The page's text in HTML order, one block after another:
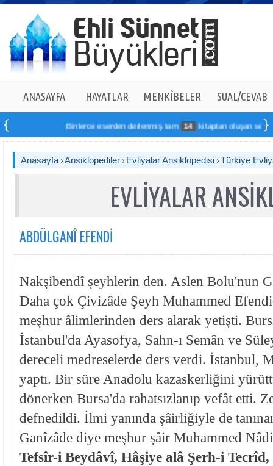
ANASAYFA HAYATLAR MENKÎBELER SUAL/CEVAB
Binlerce eserden derlenmiş tam 14 kitaptan oluşan seti
Anasayfa Ansiklopediler Evliyalar Ansiklopedisi Türkiye
EVLİYALAR
ABDÜLGANÎ EFENDİ
Nakşibendî şeyhlerin den. Aslen Bolu'nun
Daha çok Çivizâde Şeyh Muhammed
meşhur âlimlerinden ders alarak yetişti.
İstanbul'da Ayasofya, Sahn-ı Semân ve
dereceli medreselerde ders verdi. İstanbul,
yaptı. Bir süre Anadolu kazaskerliğini
dönerken Bursa'da rahatsızlanıp vefât etti.
defnedildi. İlmi yanında şâirliğiyle de
Ganîzâde diye meşhur şâir Muhammed
Tefsîr-i Beydâvî, Hâşiye alâ Şerh-i